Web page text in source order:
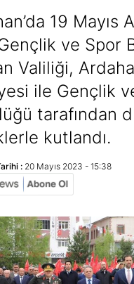
19 Mayıs
ve Spor
Valiliği,
ile Gençlik
tarafından
kutlandı.
: 20 Mayıs 2023 - 15:38